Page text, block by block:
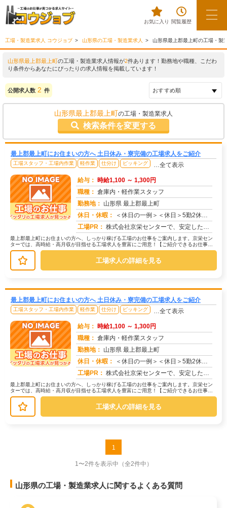
お気に入り 閲覧履歴
工場・製造業求人 コウジョブ 山形県の工場・製造業求人 山形県最上郡最上町の工場・製
山形県最上郡最上町の工場・製造業求人情報が2件あります！勤務地や職種、こだわ
り条件からあなたにぴったりの求人情報を掲載しています！
公開求人数 2 件
山形県最上郡最上町の工場・製造業求人
検索条件を変更する
最上郡最上町にお住まいの方へ 土日休み・寮完備の工場求人をご紹介
工場スタッフ・工場内作業 軽作業 仕分け ピッキング …全て表示
給与： 時給1,100 ～ 1,300円
職種： 倉庫内・軽作業スタッフ
勤務地： 山形県 最上郡最上町
休日・休暇：
＜休日の一例＞＜休日＞5勤2休（工場カレンダーによる）★ＧＷ・夏季・年末年始休暇あり★有給休暇あり※配属先により休...
工場PR： 株式会社京栄センターで、安定した暮らしを手に入れませんか？☆家具付き寮がすぐに利用可能！→ 敷金・礼金・鍵交換代も...
最上郡最上町にお住まいの方へ、しっかり稼げる工場のお仕事をご案内します。京栄セン
ターでは、高時給・高月収が目指せる工場求人を豊富にご用意！【ご紹介できるお仕事の
一例】◇ 製造ラインでの組立・加工...
工場求人の詳細を見る
最上郡最上町にお住まいの方へ 土日休み・寮完備の工場求人をご紹介
工場スタッフ・工場内作業 軽作業 仕分け ピッキング …全て表示
給与： 時給1,100 ～ 1,300円
職種： 倉庫内・軽作業スタッフ
勤務地： 山形県 最上郡最上町
休日・休暇：
＜休日の一例＞＜休日＞5勤2休（工場カレンダーによる）★ＧＷ・夏季・年末年始休暇あり★有給休暇あり※配属先により休...
工場PR： 株式会社京栄センターで、安定した暮らしを手に入れませんか？☆家具付き寮がすぐに利用可能！→ 敷金・礼金・鍵交換代も...
最上郡最上町にお住まいの方へ、しっかり稼げる工場のお仕事をご案内します。京栄セン
ターでは、高時給・高月収が目指せる工場求人を豊富にご用意！【ご紹介できるお仕事の
一例】◇ 製造ラインでの組立・加工...
工場求人の詳細を見る
1
1〜2件を表示中 （全2件中）
山形県の工場・製造業求人に関するよくある質問